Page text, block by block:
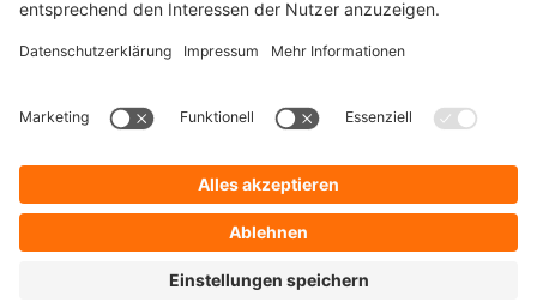
nicht anders beschrieben.
Direktbestellung, legen Sie bitte ein unverbindliches und kostenfreies
Cookie-Einstellungen Über uns Datenschutz
Kontakt
Allgemeine Geschäftsbedingungen
Glossar Zentralschmierung
Liefer- und Versandkosten